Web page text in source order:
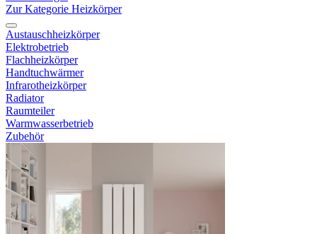
Zur Kategorie Heizkörper
Austauschheizkörper
Elektrobetrieb
Flachheizkörper
Handtuchwärmer
Infrarotheizkörper
Radiator
Raumteiler
Warmwasserbetrieb
Zubehör